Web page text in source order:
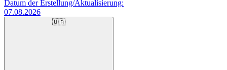
Datum der Erstellung/Aktualisierung:
07.08.2026
🇺🇦